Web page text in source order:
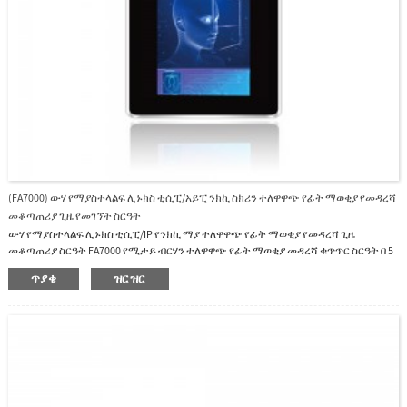
(FA7000) ውሃ የማያስተላልፍ ሊኑክስ ቲሲፒ/አይፒ ንክኪ ስክሪን ተለዋዋጭ የፊት ማወቂያ የመዳረሻ
መቆጣጠሪያ ጊዜ የመገኘት ስርዓት
ውሃ የማያስተላልፍ ሊኑክስ ቲሲፒ/IP የንክኪ ማያ ተለዋዋጭ የፊት ማወቂያ የመዳረሻ ጊዜ
መቆጣጠሪያ ስርዓት FA7000 የሚታይ ብርሃን ተለዋዋጭ የፊት ማወቂያ መዳረሻ ቁጥጥር ስርዓት በ 5
ኢንች ቲኤፍቲ ቀለም ንክኪ ፣ 10,000 የፊት አቅም ፣ 10,000 ካርዶች (አማራጭ) ፣ 10,000 የይለፍ
ቃል ፣ 1,00s00 ፣ ሊኑክስ ስርዓተ ክወና፣ ነፃ ሶፍትዌር እና ኤስዲኬ እናቀርባለን።
ጥያቄ ዝርዝር